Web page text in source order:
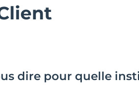
dire pour quelle